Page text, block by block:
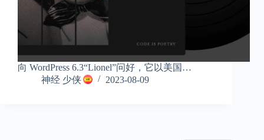
向 WordPress 6.3“Lionel”问好，它以美国…
神经 少侠
2023-08-09